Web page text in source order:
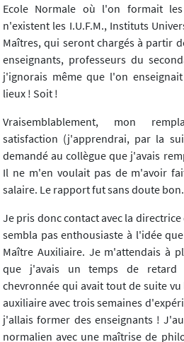
Ecole Normale où l'on formait
n'existent les I.U.F.M., Instituts
Maîtres, qui seront chargés à partir
enseignants, professeurs du
j'ignorais même que l'on
lieux ! Soit !
Vraisemblablement, mon
satisfaction (j'apprendrai, par la
demandé au collègue que j'avais
Il ne m'en voulait pas de m'avoir
salaire. Le rapport fut sans doute
Je pris donc contact avec la
sembla pas enthousiaste à l'idée
Maître Auxiliaire. Je m'attendais à
que j'avais un temps de retard
chevronnée qui avait tout de suite
auxiliaire avec trois semaines
j'allais former des enseignants !
normalien avec une maîtrise de